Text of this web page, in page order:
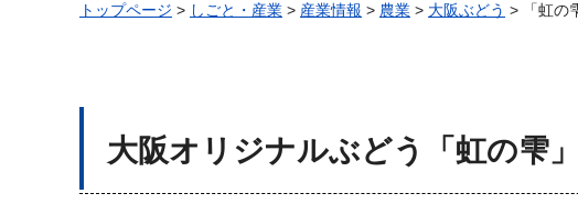
トップページ > しごと・産業 > 産業情報 > 農業 > 大阪ぶどう > 「虹の
大阪オリジナルぶどう「虹の雫」